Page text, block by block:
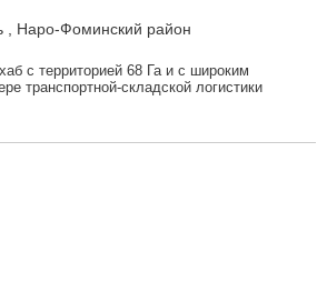
, Наро-Фоминский район
с территорией 68 Га и с широким
транспортной-складской логистики